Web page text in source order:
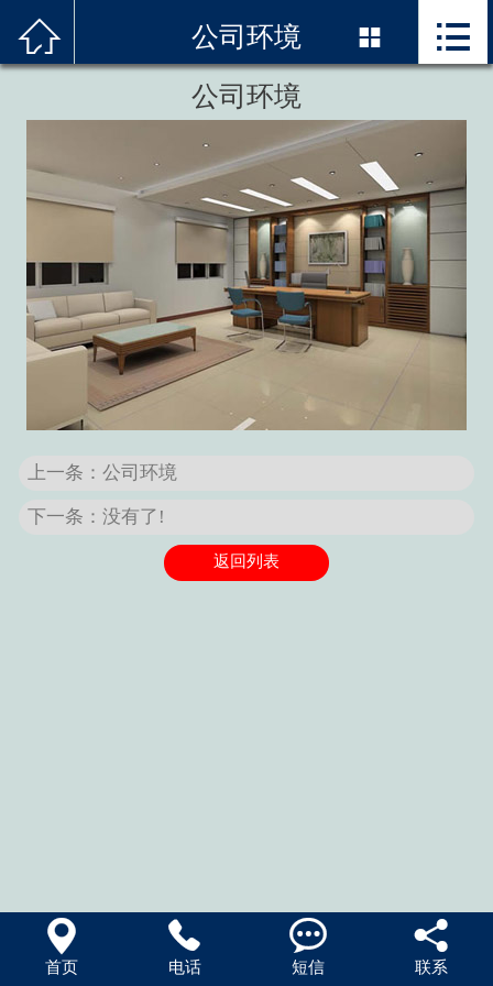
 首页
服务项目
精品案例
邓白氏编码
新闻资讯
联系我们
 公司环境  
公司环境
上一条：公司环境
下一条：没有了!
返回列表

首页

电话

短信

联系